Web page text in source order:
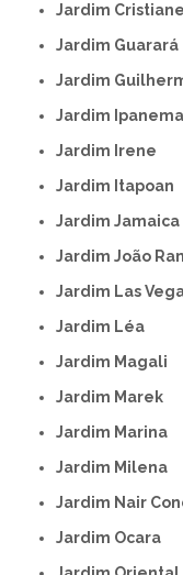
Jardim Cristiane
Jardim Guarará
Jardim
Jardim Ipanema
Jardim Irene
Jardim Itapoan
Jardim Jamaica
Jardim João
Jardim Las
Jardim Léa
Jardim Magali
Jardim Marek
Jardim Marina
Jardim Milena
Jardim Nair
Jardim Ocara